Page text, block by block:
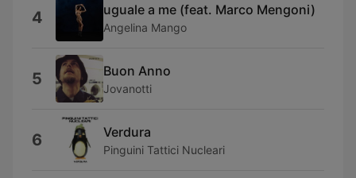
4 uguale a me (feat. Marco Mengoni)
Angelina Mango
5 Buon Anno
Jovanotti
6 Verdura
Pinguini Tattici Nucleari